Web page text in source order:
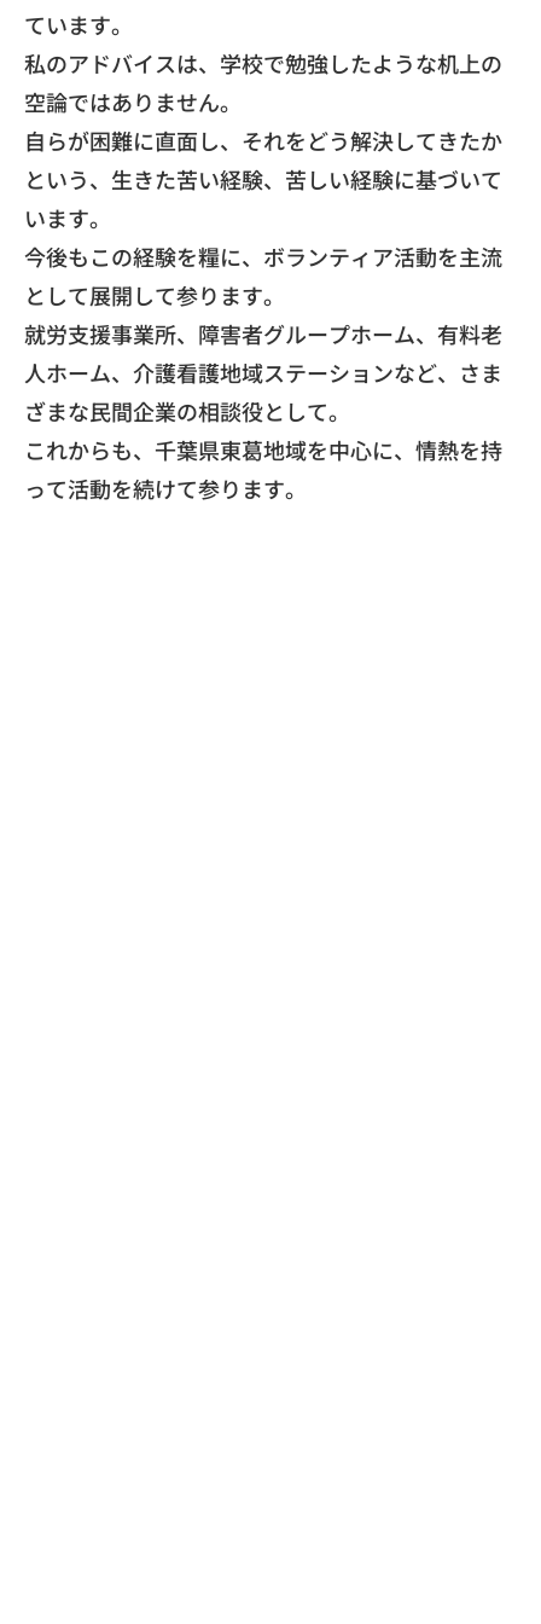
ています。
​私のアドバイスは、 学校で勉強したような机上の
空論ではありません。
自らが困難に直面し、それをどう解決してきたか
という、 生きた苦い経験、苦しい経験に基づいて
います。
今後もこの経験を糧に、 ボランティア活動を主流
として展開して参ります。
​就労支援事業所、障害者グループホーム、有料老
人ホーム、 介護看護地域ステーションなど、 さま
ざまな民間企業の相談役として。
これからも、千葉県東葛地域を中心に、 情熱を持
って活動を続けて参ります。